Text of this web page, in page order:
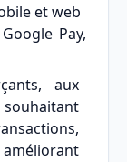
et web
Pay,
aux